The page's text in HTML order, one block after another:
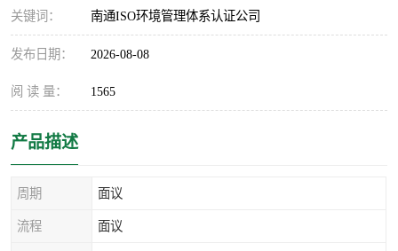
关键词： 南通ISO环境管理体系认证公司
发布日期： 2026-08-08
阅 读 量： 1565
产品描述
周期 面议
流程 面议